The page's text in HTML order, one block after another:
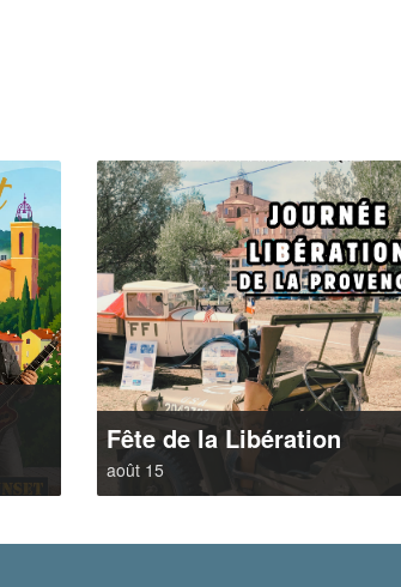
Fête de la Libération
août 15